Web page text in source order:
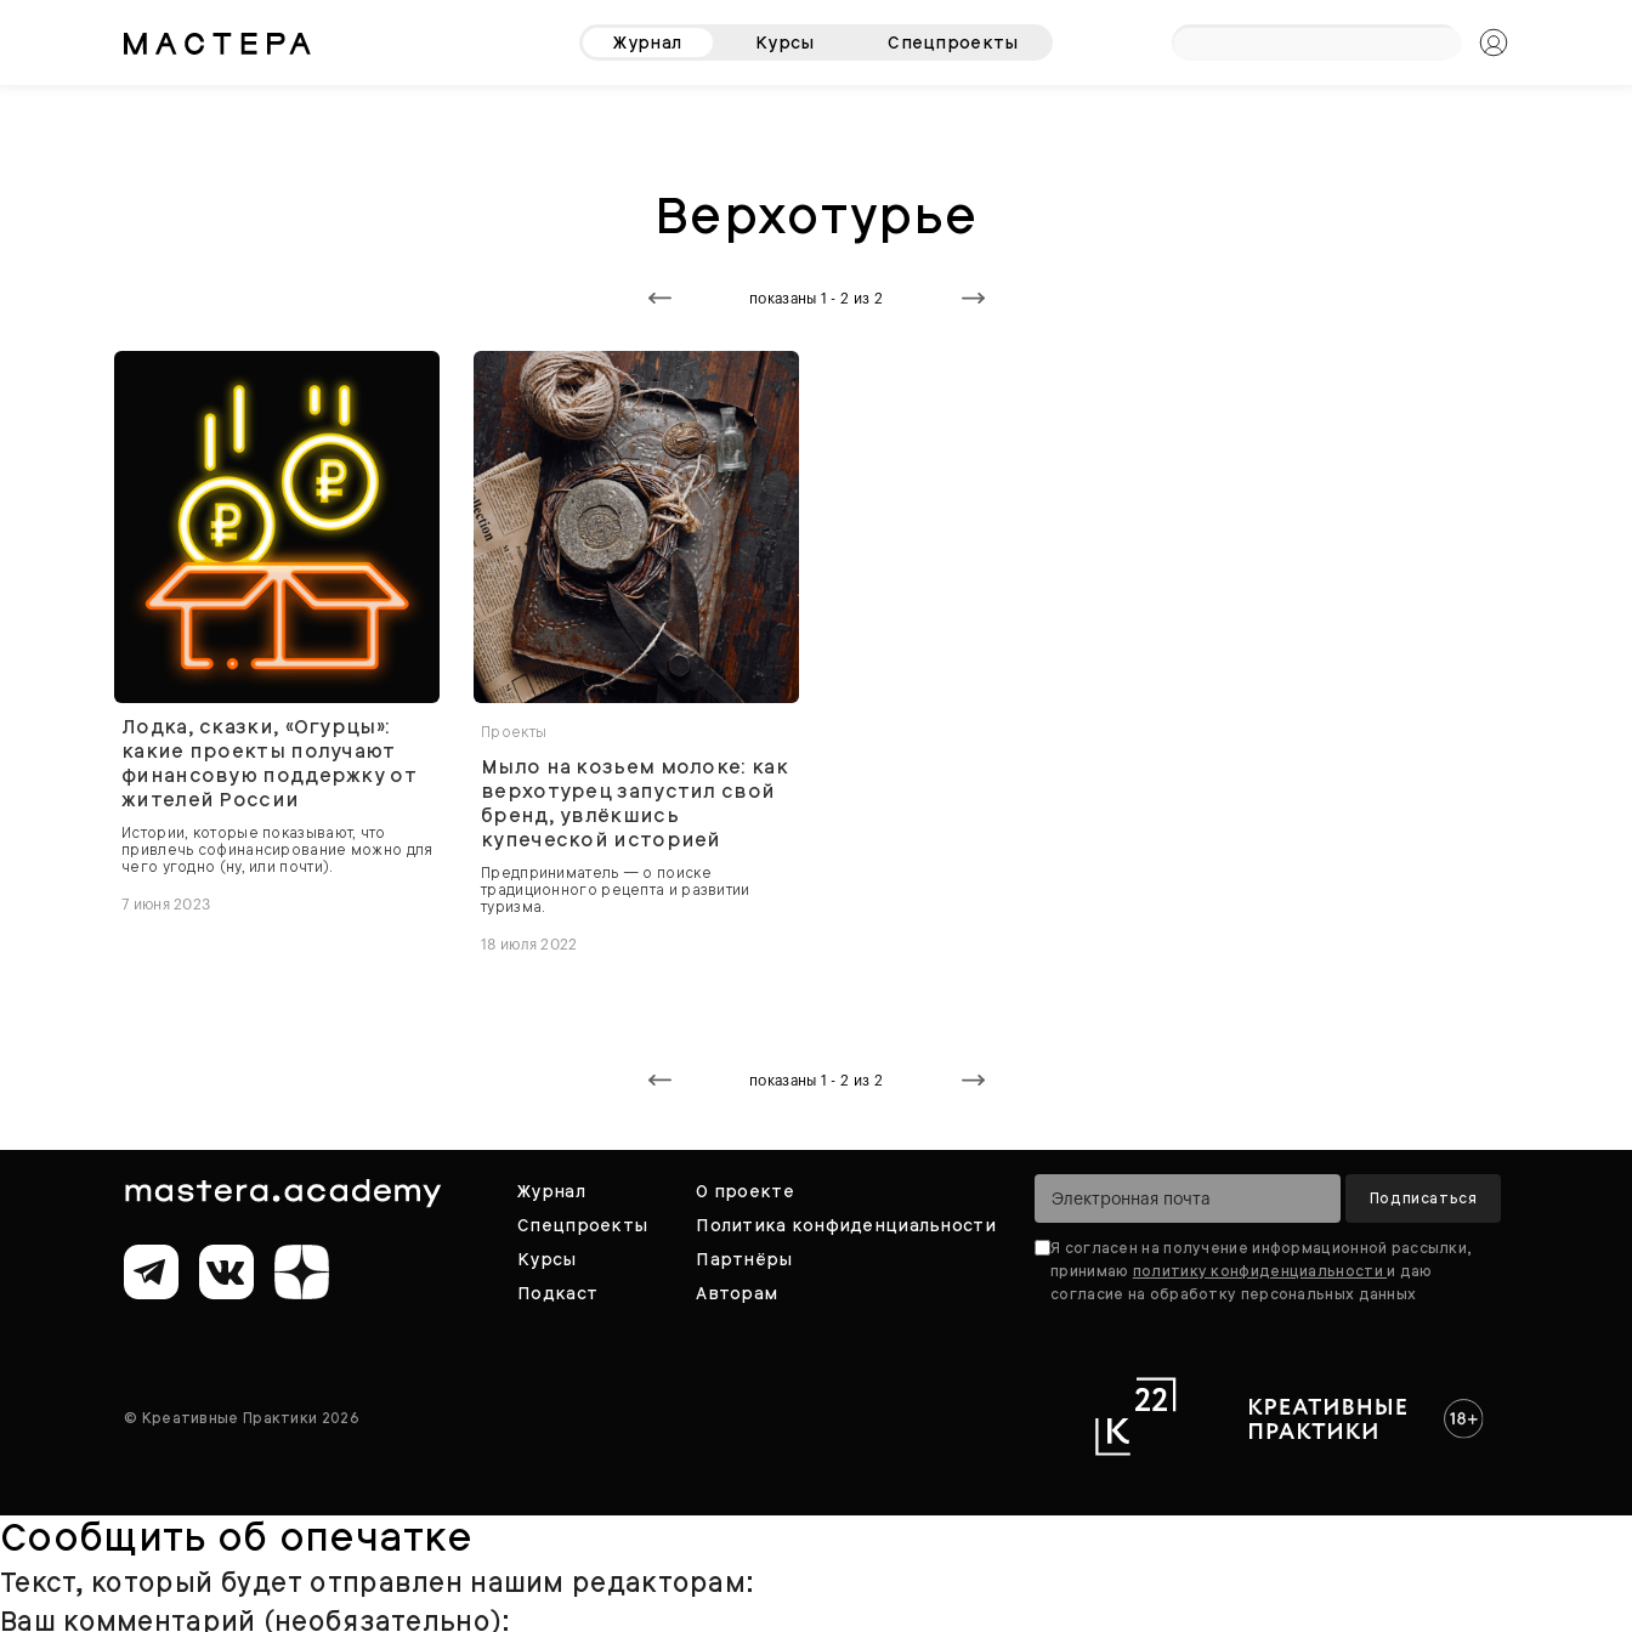
Журнал Курсы Спецпроекты
Верхотурье
показаны 1 - 2 из 2
Лодка, сказки, «Огурцы»:
какие проекты получают
финансовую поддержку от
жителей России
Истории, которые показывают, что
привлечь софинансирование можно для
чего угодно (ну, или почти).
7 июня 2023
Проекты
Мыло на козьем молоке: как
верхотурец запустил свой
бренд, увлёкшись
купеческой историей
Предприниматель — о поиске
традиционного рецепта и развитии
туризма.
18 июля 2022
показаны 1 - 2 из 2
Журнал
Спецпроекты
Курсы
Подкаст
О проекте
Политика конфиденциальности
Партнёры
Авторам
Подписаться
Я согласен на получение информационной рассылки,
принимаю политику конфиденциальностии даю
согласие на обработку персональных данных
© Креативные Практики 2026
Сообщить об опечатке
Текст, который будет отправлен нашим редакторам:
Ваш комментарий (необязательно):